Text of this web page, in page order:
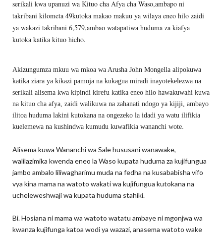
serikali kwa upanuzi wa Kituo cha Afya cha Waso,ambapo ni
takribani kilometa 49kutoka makao makuu ya wilaya eneo hilo zaidi
ya wakazi takribani 6,579,ambao watapatiwa huduma za kiafya
kutoka katika kituo hicho.
Akizungumza mkuu wa mkoa wa Arusha John Mongella alipokuwa
katika ziara ya kikazi pamoja na kukagua miradi inayotekelezwa na
serikali alisema kwa kipindi kirefu katika eneo hilo hawakuwahi kuwa
na kituo cha afya, zaidi walikuwa na zahanati ndogo ya kijiji, ambayo
ilitoa huduma lakini kutokana na ongezeko la idadi ya watu ilifikia
kuelemewa na kushindwa kumudu kuwafikia wananchi wote.
Alisema kuwa Wananchi wa Sale hususani wanawake,
walilazimika kwenda eneo la Waso kupata huduma za kujifungua
jambo ambalo liliwagharimu muda na fedha na kusababisha vifo
vya kina mama na watoto wakati wa kujifungua kutokana na
ucheleweshwaji wa kupata huduma stahiki.
Bi. Hosiana ni mama wa watoto watatu ambaye ni mgonjwa wa
kwanza kujifunga katoa wodi ya wazazi, anasema watoto wake